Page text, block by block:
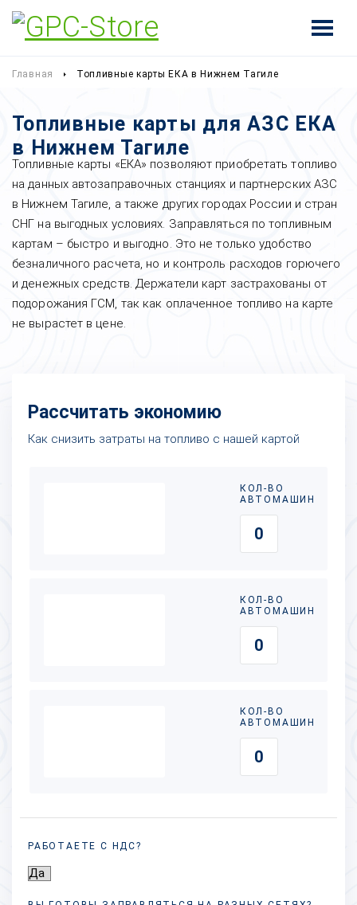
Главная Топливные карты ЕКА в Нижнем Тагиле
Топливные карты для АЗС ЕКА
в Нижнем Тагиле
Топливные карты «ЕКА» позволяют приобретать топливо
на данных автозаправочных станциях и партнерских АЗС
в Нижнем Тагиле, а также других городах России и стран
СНГ на выгодных условиях. Заправляться по топливным
картам – быстро и выгодно. Это не только удобство
безналичного расчета, но и контроль расходов горючего
и денежных средств. Держатели карт застрахованы от
подорожания ГСМ, так как оплаченное топливо на карте
не вырастет в цене.
Рассчитать экономию
Как снизить затраты на топливо с нашей картой
КОЛ-ВО
АВТОМАШИН
КОЛ-ВО
АВТОМАШИН
КОЛ-ВО
АВТОМАШИН
РАБОТАЕТЕ С НДС?